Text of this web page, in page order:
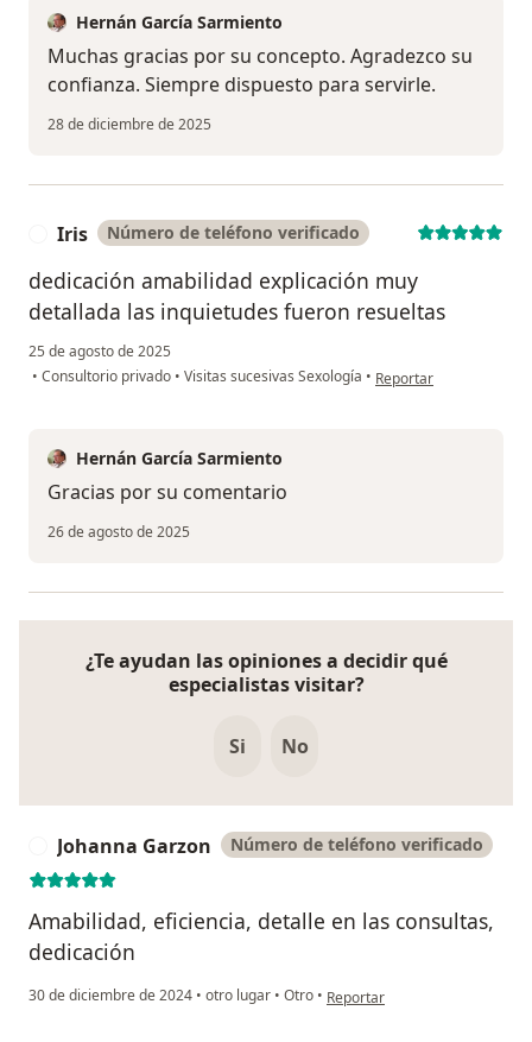
Hernán García Sarmiento
Muchas gracias por su concepto. Agradezco su
confianza. Siempre dispuesto para servirle.
28 de diciembre de 2025
Iris Número de teléfono verificado
dedicación amabilidad explicación muy
detallada las inquietudes fueron resueltas
25 de agosto de 2025
• Consultorio privado • Visitas sucesivas Sexología • en opinión del usuario
Reportar
Hernán García Sarmiento
Gracias por su comentario
26 de agosto de 2025
¿Te ayudan las opiniones a decidir qué
especialistas visitar?
Si No
Johanna Garzon Número de teléfono verificado
Amabilidad, eficiencia, detalle en las consultas,
dedicación
30 de diciembre de 2024 • otro lugar • Otro • en opinión del usuario
Reportar